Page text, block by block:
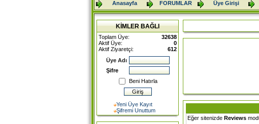
Anasayfa FORUMLAR Üye Girişi
KİMLER BAĞLI
Toplam Üye:
32638
Aktif Üye:
0
Aktif Ziyaretçi:
612
Üye Adı
Şifre
Beni Hatırla
Yeni Üye Kayıt
Şifremi Unuttum
Eğer sitenizde Reviews